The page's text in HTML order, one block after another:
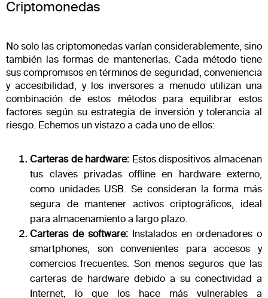
Criptomonedas
No solo las criptomonedas varían considerablemente, sino
también las formas de mantenerlas. Cada método tiene
sus compromisos en términos de seguridad, conveniencia
y accesibilidad, y los inversores a menudo utilizan una
combinación de estos métodos para equilibrar estos
factores según su estrategia de inversión y tolerancia al
riesgo. Echemos un vistazo a cada uno de ellos:
Carteras de hardware: Estos dispositivos almacenan
tus claves privadas offline en hardware externo,
como unidades USB. Se consideran la forma más
segura de mantener activos criptográficos, ideal
para almacenamiento a largo plazo.
Carteras de software: Instalados en ordenadores o
smartphones, son convenientes para accesos y
comercios frecuentes. Son menos seguros que las
carteras de hardware debido a su conectividad a
Internet, lo que los hace más vulnerables a